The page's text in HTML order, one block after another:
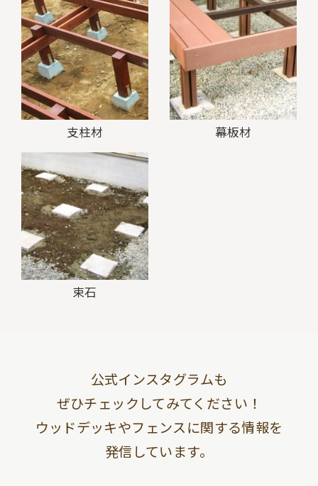
支柱材 幕板材
束石
公式インスタグラムも
ぜひチェックしてみてください！
ウッドデッキやフェンスに関する情報を
発信しています。